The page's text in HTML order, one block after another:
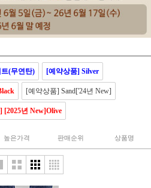
(무연탄) [예약상품] Silver
[예약상품] Sand['24년 New]
[2025년 New]Olive
높은가격 판매순위 상품명